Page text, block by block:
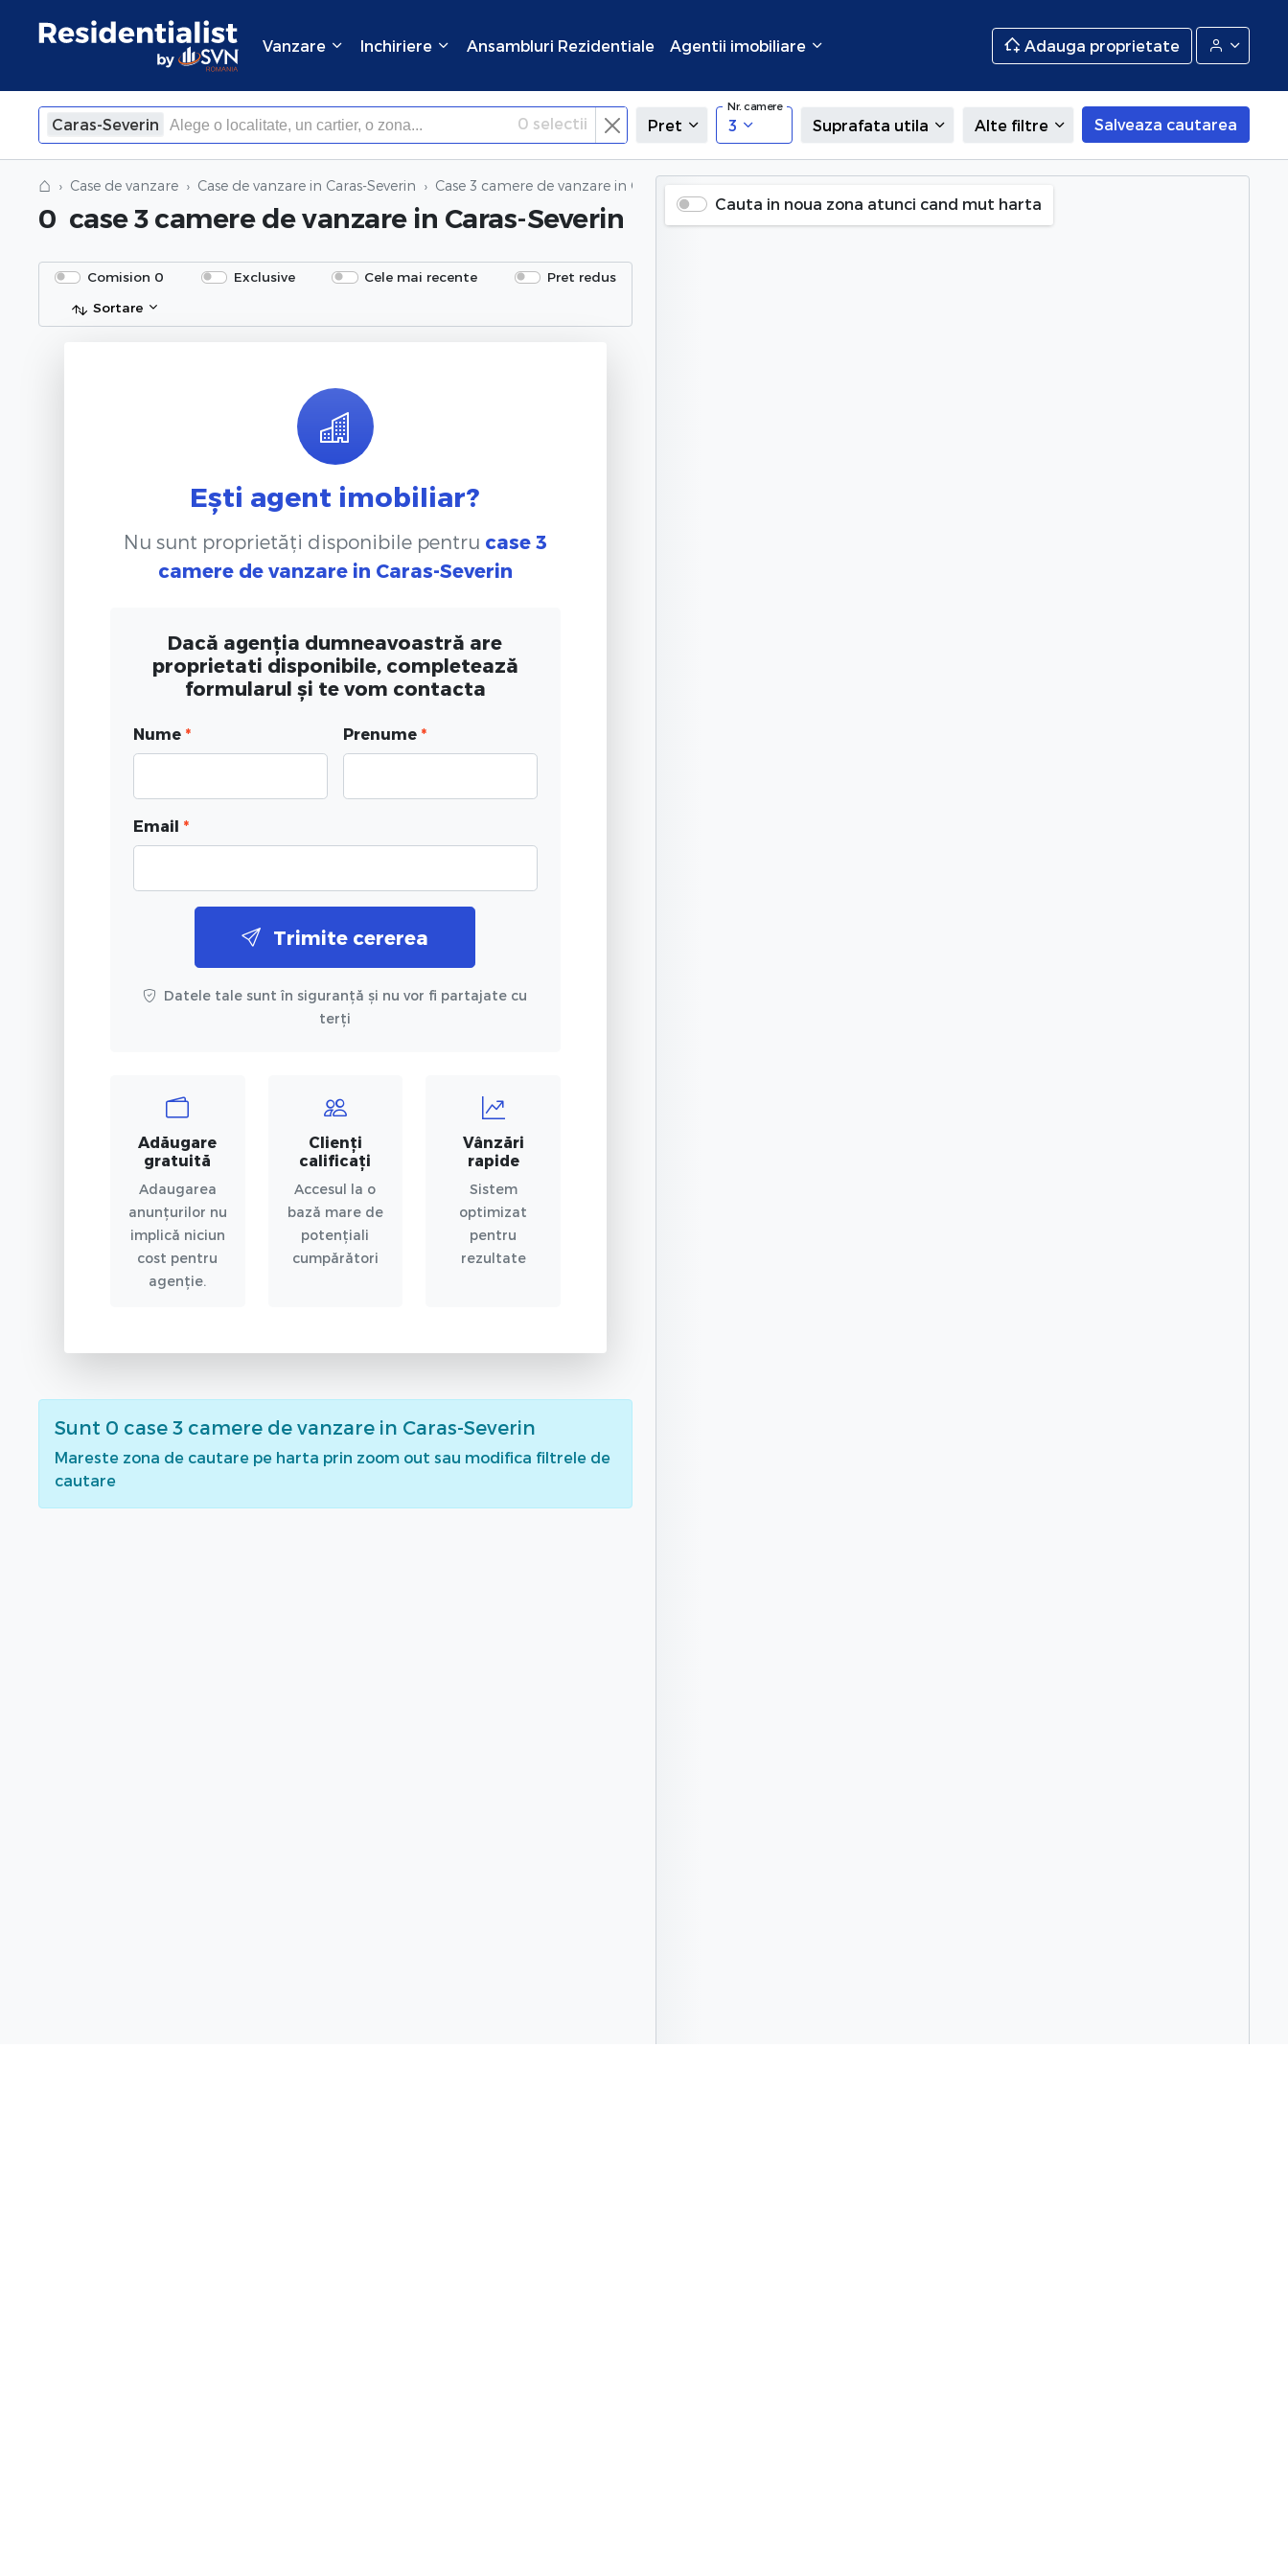
Vanzare Inchiriere Ansambluri Rezidentiale Agentii imobiliare Adauga proprietate
Caras-Severin
×Inchide
0 selectii Pret
Nr. camere
3 Suprafata utila Alte filtre Salveaza cautarea
⌂ Case de vanzare Case de vanzare in Caras-Severin Case 3 camere de vanzare in Caras-Severin
0 case 3 camere de vanzare in Caras-Severin
Comision 0 Exclusive Cele mai recente
Pret redus
Sortare
Ești agent imobiliar?
Nu sunt proprietăți disponibile pentru case 3
camere de vanzare in Caras-Severin
Dacă agenția dumneavoastră are
proprietati disponibile, completează
formularul și te vom contacta
Nume * Prenume *
Email *
Trimite cererea
Datele tale sunt în siguranță și nu vor fi partajate cu
terți
Adăugare
gratuită
Adaugarea
anunțurilor nu
implică niciun
cost pentru
agenție.
Clienți
calificați
Accesul la o
bază mare de
potențiali
cumpărători
Vânzări
rapide
Sistem
optimizat
pentru
rezultate
Sunt 0 case 3 camere de vanzare in Caras-Severin
Mareste zona de cautare pe harta prin zoom out sau modifica filtrele de
cautare
Cauta in noua zona atunci cand mut harta